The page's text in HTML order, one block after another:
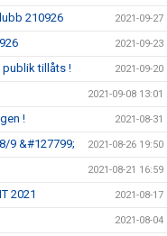
210926 2021-09-27
2021-09-23
publik tillåts ! 2021-09-20
2021-09-08 13:01
! 2021-08-31
9 &#127799; 2021-08-26 19:50
2021-08-21 16:59
2021 2021-08-17
2021-08-04